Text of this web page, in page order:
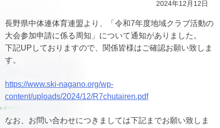
2024年12月12日
長野県中体連体育連盟より、「令和7年度地域クラブ活動の
大会参加申請に係る周知」について通知がありました。
下記UPしておりますので、関係皆様はご確認お願い致しま
す。
https://www.ski-nagano.org/wp-
content/uploads/2024/12/R7chutairen.pdf
なお、お問い合わせにつきましては下記までお願い致しま